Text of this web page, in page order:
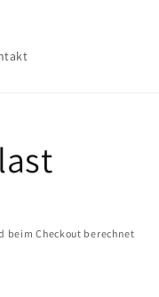
beim Checkout berechnet